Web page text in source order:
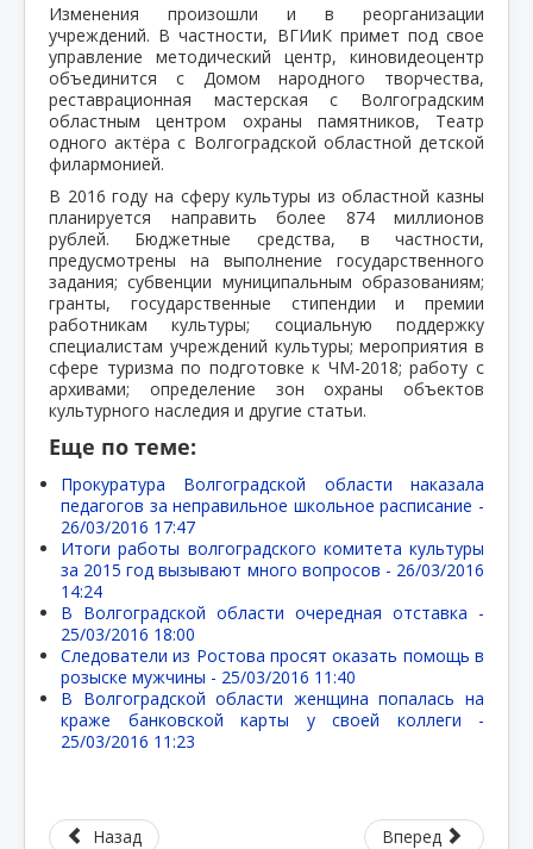
Изменения произошли и в реорганизации
учреждений. В частности, ВГИиК примет под свое
управление методический центр, киновидеоцентр
объединится с Домом народного творчества,
реставрационная мастерская с Волгоградским
областным центром охраны памятников, Театр
одного актёра с Волгоградской областной детской
филармонией.
В 2016 году на сферу культуры из областной казны
планируется направить более 874 миллионов
рублей. Бюджетные средства, в частности,
предусмотрены на выполнение государственного
задания; субвенции муниципальным образованиям;
гранты, государственные стипендии и премии
работникам культуры; социальную поддержку
специалистам учреждений культуры; мероприятия в
сфере туризма по подготовке к ЧМ-2018; работу с
архивами; определение зон охраны объектов
культурного наследия и другие статьи.
Еще по теме:
Прокуратура Волгоградской области наказала
педагогов за неправильное школьное расписание -
26/03/2016 17:47
Итоги работы волгоградского комитета культуры
за 2015 год вызывают много вопросов - 26/03/2016
14:24
В Волгоградской области очередная отставка -
25/03/2016 18:00
Следователи из Ростова просят оказать помощь в
розыске мужчины - 25/03/2016 11:40
В Волгоградской области женщина попалась на
краже банковской карты у своей коллеги -
25/03/2016 11:23
Назад Вперед